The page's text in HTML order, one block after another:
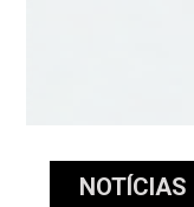
NOTÍCIAS